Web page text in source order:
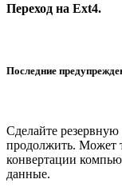
Переход на Ext4.
Последние
Сделайте
продолжить. Может
конвертации
данные.